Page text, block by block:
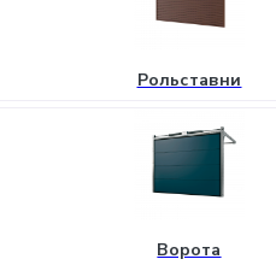
Рольставни
Ворота